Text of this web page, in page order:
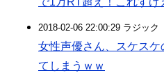
2018-02-06 22:00:29 ラジック
女性声優さん、スケス
てしまうｗｗ